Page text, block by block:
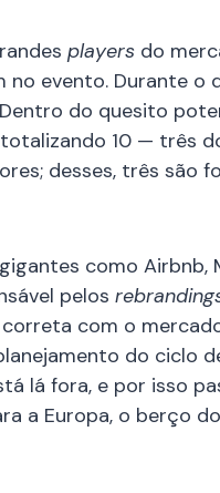
players do
evento. Durante o
do quesito
10 — três
desses, três são
como Airbnb,
pelos
com o
do ciclo
lá fora, e por isso
a Europa, o berço